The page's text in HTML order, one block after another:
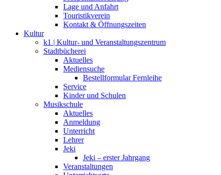
Lage und Anfahrt
Touristikverein
Kontakt & Öffnungszeiten
Kultur
k1 | Kultur- und Veranstaltungszentrum
Stadtbücherei
Aktuelles
Mediensuche
Bestellformular Fernleihe
Service
Kinder und Schulen
Musikschule
Aktuelles
Anmeldung
Unterricht
Lehrer
Jeki
Jeki – erster Jahrgang
Veranstaltungen